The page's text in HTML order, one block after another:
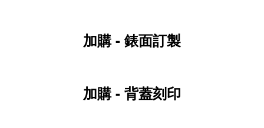
加購 - 錶面訂製
加購 - 背蓋刻印